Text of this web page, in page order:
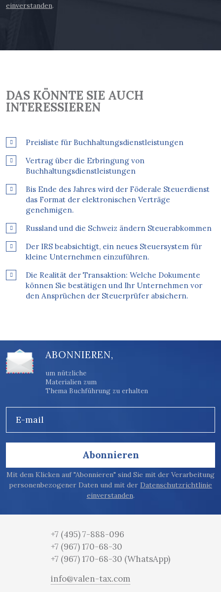
einverstanden.
DAS KÖNNTE SIE AUCH
INTERESSIEREN
Preisliste für Buchhaltungsdienstleistungen
Vertrag über die Erbringung von
Buchhaltungsdienstleistungen
Bis Ende des Jahres wird der Föderale Steuerdienst
das Format der elektronischen Verträge
genehmigen.
Russland und die Schweiz ändern Steuerabkommen
Der IRS beabsichtigt, ein neues Steuersystem für
kleine Unternehmen einzuführen.
Die Realität der Transaktion: Welche Dokumente
können Sie bestätigen und Ihr Unternehmen vor
den Ansprüchen der Steuerprüfer absichern.
ABONNIEREN,
um nützliche
Materialien zum
Thema Buchführung zu erhalten
E-mail
Abonnieren
Mit dem Klicken auf "Abonnieren" sind Sie mit der Verarbeitung
personenbezogener Daten und mit der Datenschutzrichtlinie
einverstanden.
+7 (495) 7-888-096
+7 (967) 170-68-30
+7 (967) 170-68-30 (WhatsApp)
info@valen-tax.com